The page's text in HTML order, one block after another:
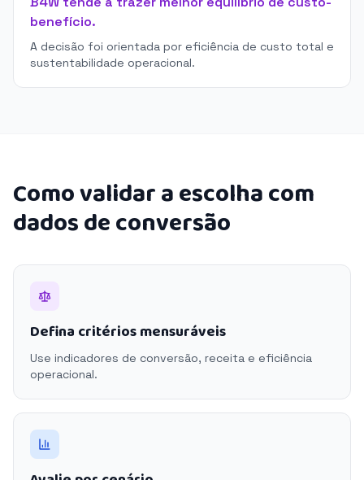
benefício.
A decisão foi orientada por eficiência de custo total e
sustentabilidade operacional.
Como validar a escolha com
dados de conversão
Defina critérios mensuráveis
Use indicadores de conversão, receita e eficiência
operacional.